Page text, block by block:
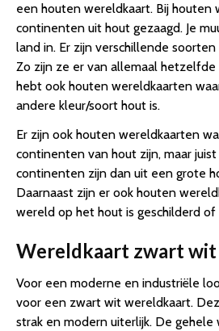
een houten wereldkaart. Bij houten
continenten uit hout gezaagd. Je
land in. Er zijn verschillende
Zo zijn ze er van allemaal hetzelfde
hebt ook houten wereldkaarten
andere kleur/soort hout is.
Er zijn ook houten wereldkaarten
continenten van hout zijn, maar
continenten zijn dan uit een grote
Daarnaast zijn er ook houten
wereld op het hout is geschilderd of
Wereldkaart zwart wit
Voor een moderne en industriële
voor een zwart wit wereldkaart.
strak en modern uiterlijk. De